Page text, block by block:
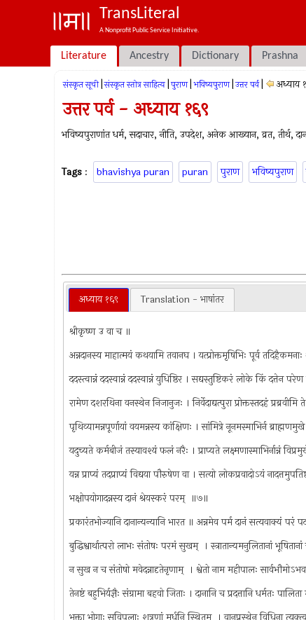
TransLiteral
A Nonprofit Public Service Initiative.
Literature Ancestry Dictionary Prashna
संस्कृत सूची संस्कृत स्तोत्र साहित्य पुराण भविष्यपुराण उत्तर पर्व अध्याय
उत्तर पर्व - अध्याय १६९
भविष्यपुराणांत धर्म, सदाचार, नीति, उपदेश, अनेक आख्यान, व्रत, तीर्थ,
Tags : bhavishya puran puran पुराण भविष्यपुराण
अध्याय १६९ Translation - भाषांतर
श्रीकृष्ण उ वा च ॥
अन्नदानस्य माहात्मयं कथयामि तवानघ । यत्प्रोक्तमृषिभिः पूर्व
ददस्त्वान्नं ददस्वान्नं ददस्वान्नं युधिष्ठिर । सद्यस्तुष्टिकरं लोके किं दत्तेन
रामेण दशरथिना वनस्थेन निजानुजः । निर्वेदाद्यत्पुरा प्रोक्तस्तदहं
पृथिव्यामन्नपूर्णायां वयमन्नस्य कांक्षिणः । सांमित्रे नूनमस्माभिर्न
यदुच्यते कर्मबीजं तस्यावश्यं फलं नरैः । प्राप्यते लक्ष्मणास्माभिर्नान्नं
यन्न प्राप्यं तदप्राप्यं विद्यया पौरुषेण वा । सत्यो लोकप्रवादोऽयं
भक्षोपयोगादन्नस्य दानं श्रेयस्करं परम् ‍ ॥७॥
प्रकारंतभोज्यानि दानान्यन्यानि भारत ॥ अन्नमेव पर्म दानं सत्यवाक्यं परं
बुद्धिश्वार्थात्परो लाभः संतोषः परमं सुखम् ‍ । स्त्रातान्यमनुलितानां
न सुख न च संतोषो मवेदन्नादृतेनृणाम् ‍ । श्वेतो नाम महीपालः
तेनष्टं बहुभिर्यज्ञैः संग्रामा बहवो जिताः । दानानि च प्रदत्तानि धर्मतः